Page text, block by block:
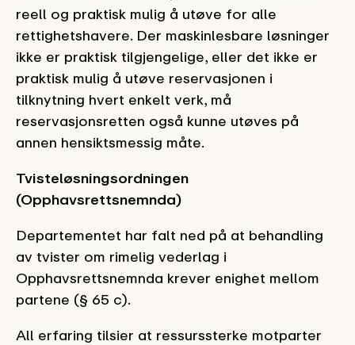
reell og praktisk mulig å utøve for alle
rettighetshavere. Der maskinlesbare løsninger
ikke er praktisk tilgjengelige, eller det ikke er
praktisk mulig å utøve reservasjonen i
tilknytning hvert enkelt verk, må
reservasjonsretten også kunne utøves på
annen hensiktsmessig måte.
Tvisteløsningsordningen
(Opphavsrettsnemnda)
Departementet har falt ned på at behandling
av tvister om rimelig vederlag i
Opphavsrettsnemnda krever enighet mellom
partene (§ 65 c).
All erfaring tilsier at ressurssterke motparter